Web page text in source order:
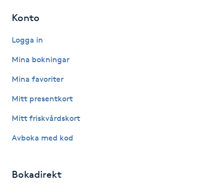
Hot yoga
Hudföryngring
Huduppstramning
Hudvård
Konto
Logga in
Mina bokningar
Mina favoriter
Mitt presentkort
Mitt friskvårdskort
Avboka med kod
Bokadirekt